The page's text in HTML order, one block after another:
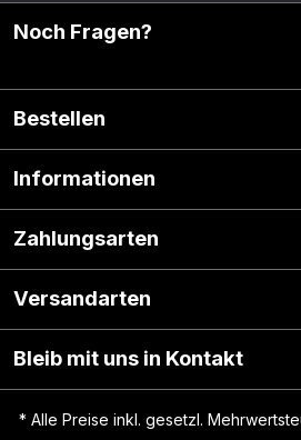
Noch Fragen?
Bestellen
Informationen
Zahlungsarten
Versandarten
Bleib mit uns in Kontakt
* Alle Preise inkl. gesetzl.